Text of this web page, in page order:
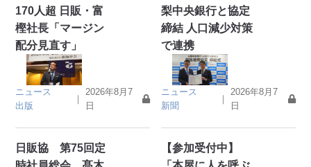
170人超 日販・富
樫社長「マージン
配分見直す」
ニュース
出版
｜
2026年8月7
日
梨中央銀行と協定
締結 人口減少対策
で連携
ニュース
新聞
｜
2026年8月7
日
日販協 第75回定
【参加受付中】